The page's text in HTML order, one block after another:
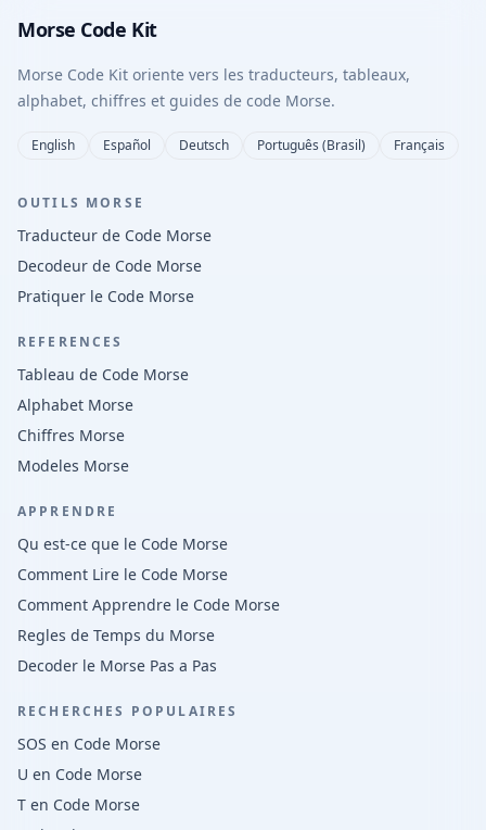
Morse Code Kit
Morse Code Kit oriente vers les traducteurs, tableaux,
alphabet, chiffres et guides de code Morse.
English Español Deutsch Português (Brasil) Français
OUTILS MORSE
Traducteur de Code Morse
Decodeur de Code Morse
Pratiquer le Code Morse
REFERENCES
Tableau de Code Morse
Alphabet Morse
Chiffres Morse
Modeles Morse
APPRENDRE
Qu est-ce que le Code Morse
Comment Lire le Code Morse
Comment Apprendre le Code Morse
Regles de Temps du Morse
Decoder le Morse Pas a Pas
RECHERCHES POPULAIRES
SOS en Code Morse
U en Code Morse
T en Code Morse